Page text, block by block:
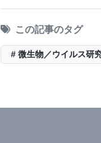
べてのウイルス・
より強固な免疫反応
研究の初期段階で
新ワクチンは、そ
この記事のタグ
# 微生物／ウイルス研